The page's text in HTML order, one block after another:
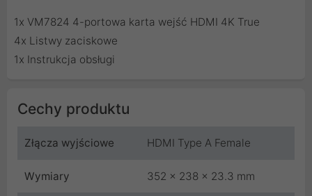
1x VM7824 4-portowa karta wejść HDMI 4K True
4x Listwy zaciskowe
1x Instrukcja obsługi
Cechy produktu
Złącza wyjściowe HDMI Type A Female
Wymiary 352 x 238 x 23.3 mm